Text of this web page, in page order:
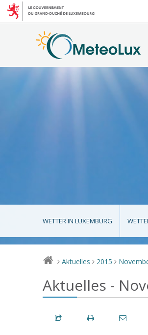
WETTER IN LUXEMBURG
> Aktuelles > 2015 >
Aktuelles -